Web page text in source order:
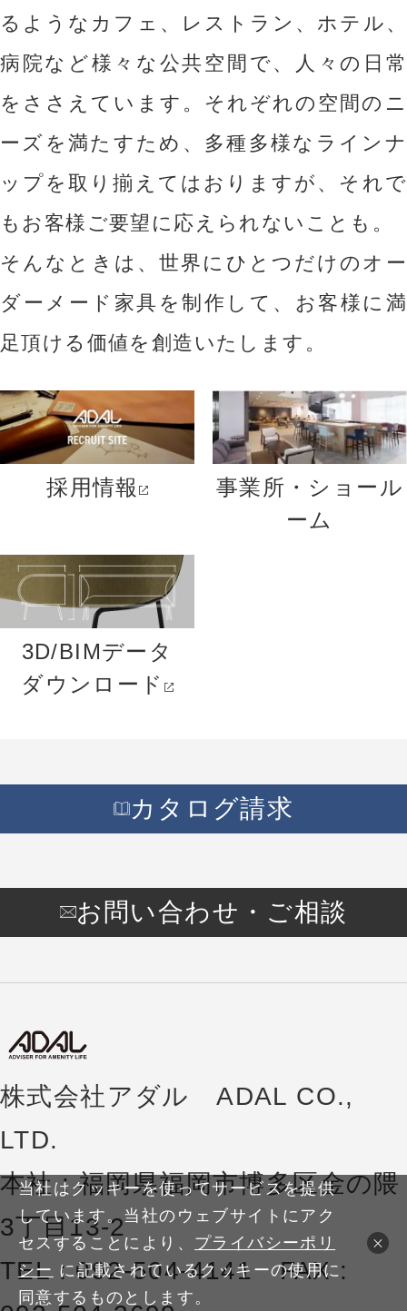
当社はクッキーを使ってサービスを提供
しています。当社のウェブサイトにアク
セスすることにより、 プライバシーポリ
シー に記載されているクッキーの使用に
同意するものとします。
るようなカフェ、レストラン、ホテル、
病院など様々な公共空間で、人々の日常
をささえています。 それぞれの空間のニ
ーズを満たすため、多種多様なラインナ
ップを取り揃えてはおりますが、それで
もお客様ご要望に応えられないことも。
そんなときは、世界にひとつだけのオー
ダーメード家具を制作して、お客様に満
足頂ける価値を創造いたします。
採用情報
事業所・ショール
ーム
3D/BIMデータ
ダウンロード
カタログ請求
お問い合わせ・ご相談
株式会社アダル ADAL CO.,
LTD.
本社 : 福岡県福岡市博多区金の隈
3丁目13-2
TEL : 092-504-4141 FAX :